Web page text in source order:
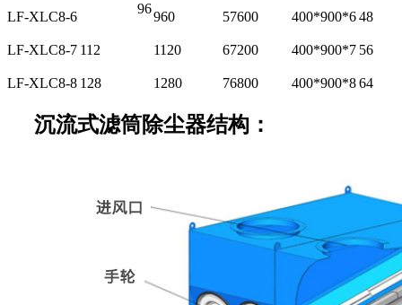
LF-XLC8-6
96
960 57600 400*900*648
LF-XLC8-7 112 1120 67200 400*900*7 56
LF-XLC8-8 128 1280 76800 400*900*864
沉流式滤筒除尘器结构：